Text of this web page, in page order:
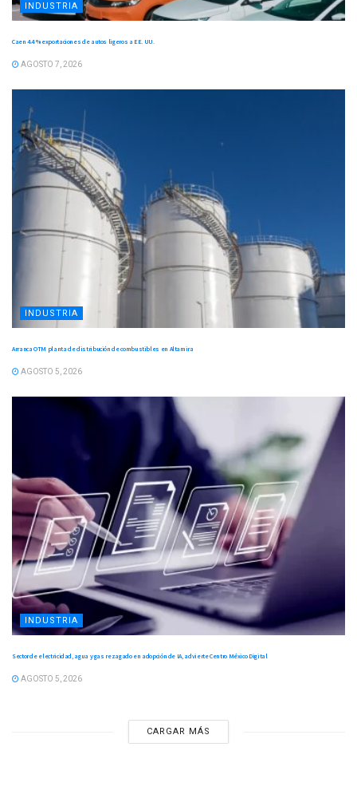
INDUSTRIA
Caen 4.4 % exportaciones de autos ligeros a EE. UU.
AGOSTO 7, 2026
INDUSTRIA
Arranca OTM planta de distribución de combustibles en Altamira
AGOSTO 5, 2026
INDUSTRIA
Sector de electricidad, agua y gas rezagado en adopción de IA, advierte Centro México Digital
AGOSTO 5, 2026
CARGAR MÁS